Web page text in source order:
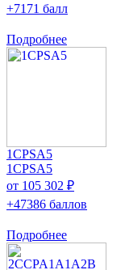
+7171 балл
Подробнее
1CPSA5
1CPSA5
от 105 302 ₽
+47386 баллов
Подробнее